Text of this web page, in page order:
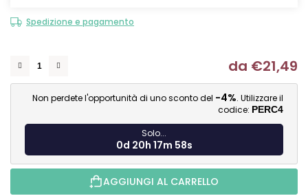
Spedizione e pagamento
da €21,49
Non perdete l'opportunità di uno sconto del -4%. Utilizzare il
codice: PERC4
Solo...
0d 20h 17m 57s
AGGIUNGI AL CARRELLO